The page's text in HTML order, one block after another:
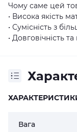
Чому саме цей
• Висока якість
• Сумісність з
• Довговічність
Вага